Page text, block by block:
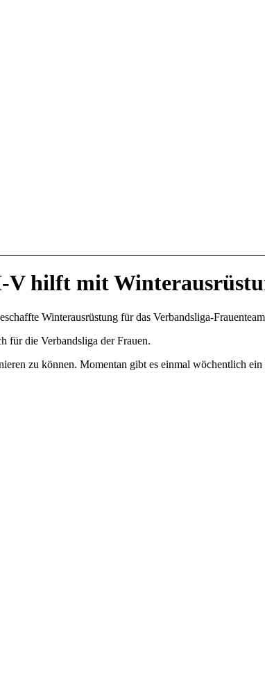
V hilft mit
Winterausrüstung für das Verbandsliga-
für die Verbandsliga der Frauen.
zu können. Momentan gibt es einmal wöchentlich